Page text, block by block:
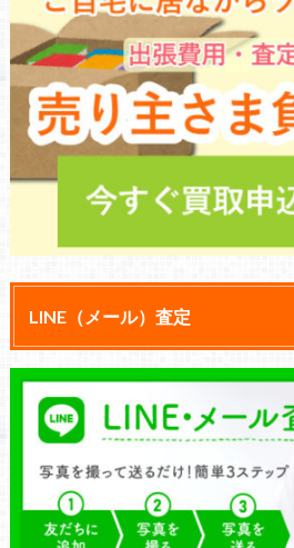
LINE（メール）査定